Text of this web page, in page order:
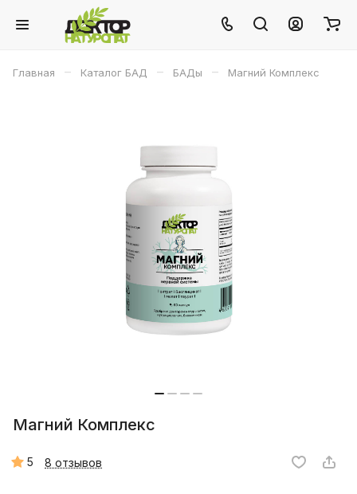
Главная – Каталог БАД – БАДы – Магний Комплекс
Магний Комплекс
5 8 отзывов